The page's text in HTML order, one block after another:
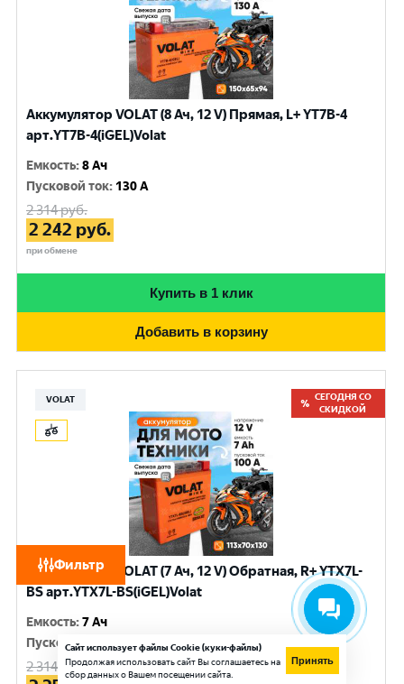
Фильтр
Аккумулятор VOLAT (8 Ач, 12 V) Прямая, L+ YT7B-4
арт.YT7B-4(iGEL)Volat
Емкость:8 Ач
Пусковой ток: 130 A
2 314руб.
2 242 руб.
при обмене
Купить в 1 клик
Добавить в корзину
VOLAT
СЕГОДНЯ СО
СКИДКОЙ
Аккумулятор VOLAT (7 Ач, 12 V) Обратная, R+ YTX7L-
BS арт.YTX7L-BS(iGEL)Volat
Емкость:7 Ач
Пусковой ток: 100 A
2 314 руб.
Сайт использует файлы Cookie (куки-файлы)
Продолжая использовать сайт Вы соглашаетесь на
сбор данных о Вашем посещении сайта.
Принять